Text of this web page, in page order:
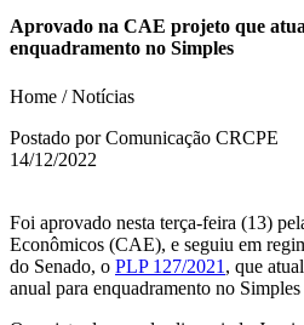
Aprovado na CAE projeto que
enquadramento no Simples
Home / Notícias
Postado por Comunicação CRCPE
14/12/2022
Foi aprovado nesta terça-feira (13)
Econômicos (CAE), e seguiu em
do Senado, o PLP 127/2021 , que
anual para enquadramento no